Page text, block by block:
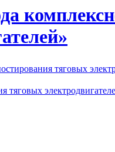
тяговых